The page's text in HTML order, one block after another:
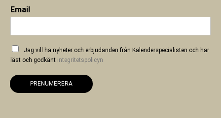
Email
Jag vill ha nyheter och erbjudanden från Kalenderspecialisten och har
läst och godkänt integritetspolicyn
PRENUMERERA